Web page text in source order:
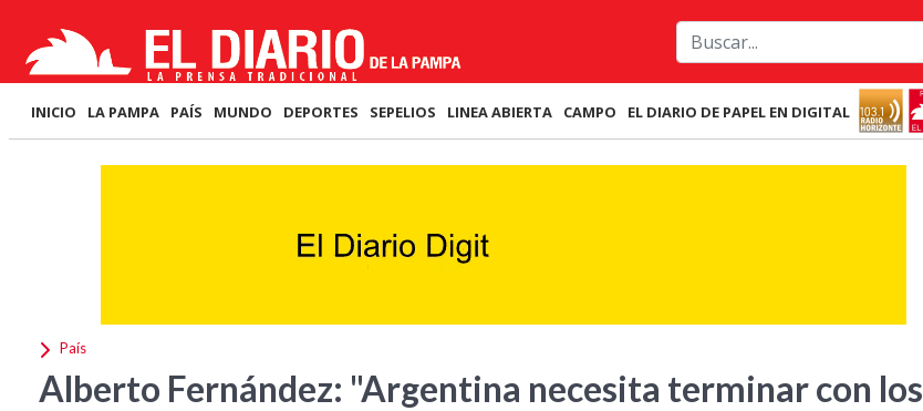
INICIO LA PAMPA PAÍS MUNDO DEPORTES SEPELIOS LINEA ABIERTA CAMPO EL DIARIO DE PAPEL EN DIGITAL
País
Alberto Fernández: "Argentina necesita terminar con los